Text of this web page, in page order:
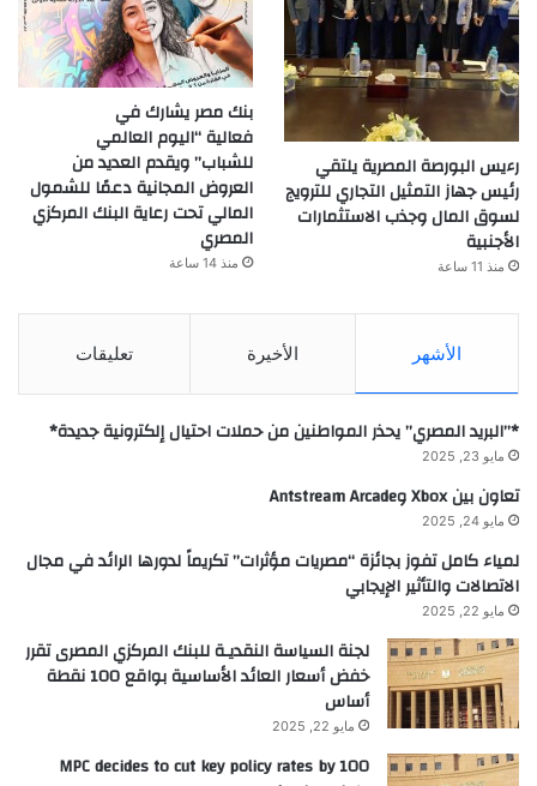
رءيس البورصة المصرية يلتقي
رئيس جهاز التمثيل التجاري للترويج
لسوق المال وجذب الاستثمارات
الأجنبية
منذ 11 ساعة
بنك مصر يشارك في
فعالية “اليوم العالمي
للشباب” ويقدم العديد من
العروض المجانية دعمًا للشمول
المالي تحت رعاية البنك المركزي
المصري
منذ 14 ساعة
الأشهر الأخيرة تعليقات
*”البريد المصري” يحذر المواطنين من حملات احتيال إلكترونية جديدة*
مايو 23, 2025
تعاون بين Xbox وAntstream Arcade
مايو 24, 2025
لمياء كامل تفوز بجائزة “مصريات مؤثرات” تكريماً لدورها الرائد في مجال
الاتصالات والتأثير الإيجابي
مايو 22, 2025
لجنة السياسة النقديـة للبنك المركزي المصرى تقرر
خفض أسعار العائد الأساسية بواقع 100 نقطة
أساس
مايو 22, 2025
MPC decides to cut key policy rates by 100